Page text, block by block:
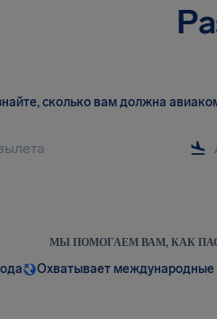
сколько вам должна
МЫ ПОМОГАЕМ ВАМ, КАК
Охватывает